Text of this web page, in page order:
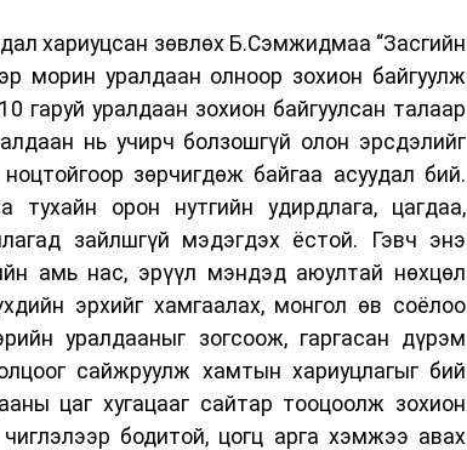
хариуцсан зөвлөх Б.Сэмжидмаа “Засгийн
морин уралдаан олноор зохион байгуулж
уралдаан зохион байгуулсан талаар
нь учирч болзошгүй олон эрсдэлийг
зөрчигдөж байгаа асуудал бий.
тухайн орон нутгийн удирдлага, цагдаа,
зайлшгүй мэдэгдэх ёстой. Гэвч энэ
амь нас, эрүүл мэндэд аюултай нөхцөл
эрхийг хамгаалах, монгол өв соёлоо
уралдааныг зогсоож, гаргасан дүрэм
сайжруулж хамтын хариуцлагыг бий
цаг хугацааг сайтар тооцоолж зохион
бодитой, цогц арга хэмжээ авах